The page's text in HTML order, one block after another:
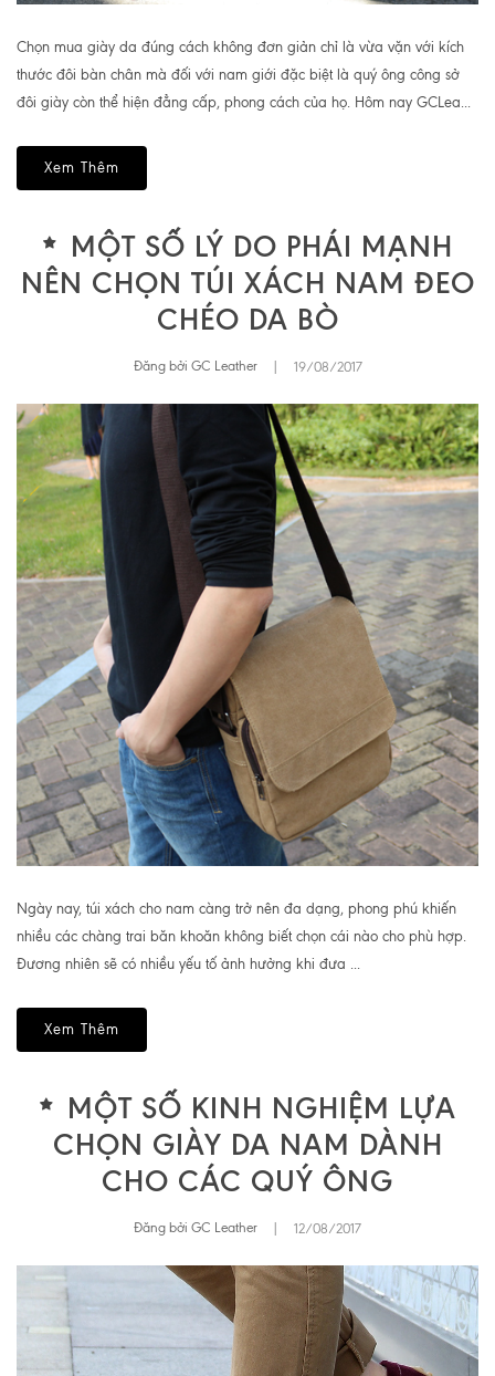
Chọn mua giày da đúng cách không đơn giản chỉ là vừa vặn với kích
thước đôi bàn chân mà đối với nam giới đặc biệt là quý ông công sở
đôi giày còn thể hiện đẳng cấp, phong cách của họ. Hôm nay GCLea...
Xem Thêm
MỘT SỐ LÝ DO PHÁI MẠNH
NÊN CHỌN TÚI XÁCH NAM ĐEO
CHÉO DA BÒ
Đăng bởi GC Leather 19/08/2017
Ngày nay, túi xách cho nam càng trở nên đa dạng, phong phú khiến
nhiều các chàng trai băn khoăn không biết chọn cái nào cho phù hợp.
Đương nhiên sẽ có nhiều yếu tố ảnh hưởng khi đưa ...
Xem Thêm
MỘT SỐ KINH NGHIỆM LỰA
CHỌN GIÀY DA NAM DÀNH
CHO CÁC QUÝ ÔNG
Đăng bởi GC Leather 12/08/2017